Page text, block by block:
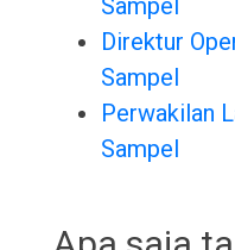
Sampel
Direktur
Sampel
Perwakilan
Sampel